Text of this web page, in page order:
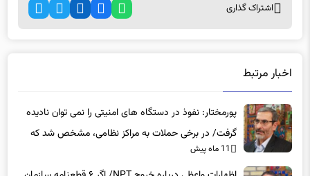
اشتراک گذاری
اخبار مرتبط
پورمختار: نفوذ در دستگاه های امنیتی را نمی توان نادیده
گرفت/ در برخی حملات به مراکز نظامی، مشخص شد که
عوامل نفوذی دخیل بوده‌اند
11 ماه پیش